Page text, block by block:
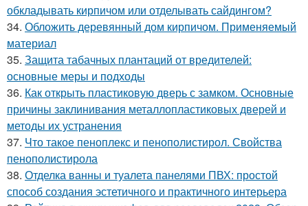
обкладывать кирпичом или отделывать сайдингом?
34. Обложить деревянный дом кирпичом. Применяемый
материал
35. Защита табачных плантаций от вредителей:
основные меры и подходы
36. Как открыть пластиковую дверь с замком. Основные
причины заклинивания металлопластиковых дверей и
методы их устранения
37. Что такое пеноплекс и пенополистирол. Свойства
пенополистирола
38. Отделка ванны и туалета панелями ПВХ: простой
способ создания эстетичного и практичного интерьера